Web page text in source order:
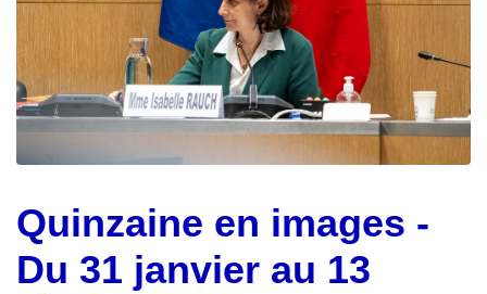
Quinzaine en images -
Du 31 janvier au 13